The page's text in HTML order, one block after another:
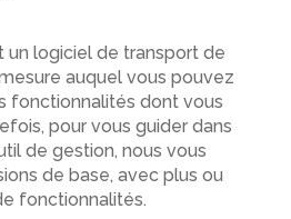
un logiciel de transport de
auquel vous pouvez
fonctionnalités dont vous
pour vous guider dans
de gestion, nous vous
de base, avec plus ou
fonctionnalités.